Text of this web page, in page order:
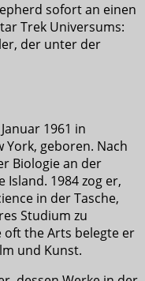
sofort an einen
Trek Universums:
der unter der
1961 in
York, geboren. Nach
Biologie an der
Island. 1984 zog er,
in der Tasche,
Studium zu
oft the Arts belegte er
und Kunst.